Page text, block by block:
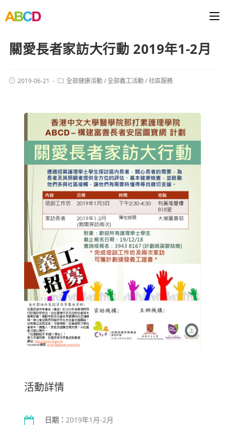
關愛長者家訪大行動 2019年1-2月
2019-06-21 全部健康活動/全部義工活動/社區服務
活動詳情
日期： 2019年1月-2月